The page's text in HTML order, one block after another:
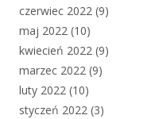
czerwiec 2022 (9)
maj 2022 (10)
kwiecień 2022 (9)
marzec 2022 (9)
luty 2022 (10)
styczeń 2022 (3)